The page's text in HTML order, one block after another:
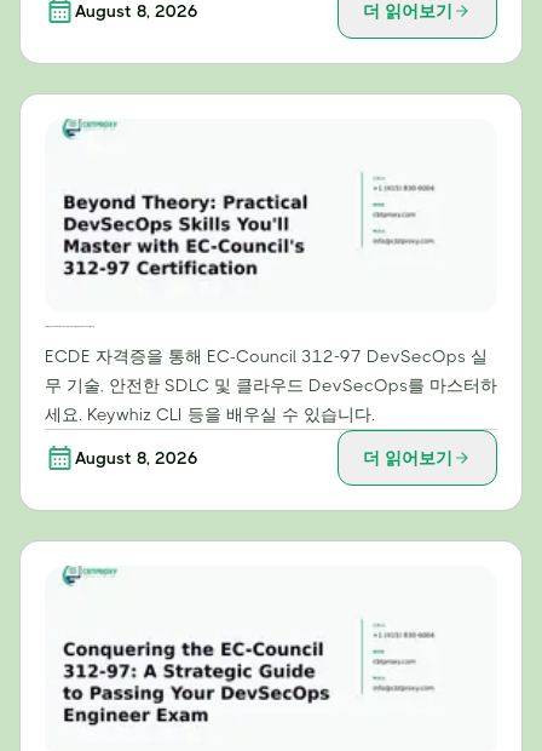
August 8, 2026 더 읽어보기
ECDE 자격증을 통해 EC-Council 312-97 DevSecOps 실
무 기술, 안전한 SDLC 및 클라우드 DevSecOps를 마스터하
세요. Keywhiz CLI 등을 배우실 수 있습니다.
August 8, 2026 더 읽어보기